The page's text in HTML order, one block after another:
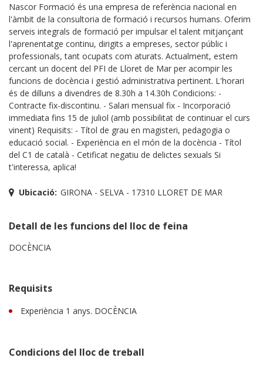
Nascor Formació és una empresa de referència nacional en
l'àmbit de la consultoria de formació i recursos humans. Oferim
serveis integrals de formació per impulsar el talent mitjançant
l'aprenentatge continu, dirigits a empreses, sector públic i
professionals, tant ocupats com aturats. Actualment, estem
cercant un docent del PFI de Lloret de Mar per acompir les
funcions de docència i gestió administrativa pertinent. L'horari
és de dilluns a divendres de 8.30h a 14.30h Condicions: -
Contracte fix-discontinu. - Salari mensual fix - Incorporació
immediata fins 15 de juliol (amb possibilitat de continuar el curs
vinent) Requisits: - Títol de grau en magisteri, pedagogia o
educació social. - Experiència en el món de la docència - Títol
del C1 de català - Cetificat negatiu de delictes sexuals Si
t'interessa, aplica!
Ubicació: GIRONA - SELVA - 17310 LLORET DE MAR
Detall de les funcions del lloc de feina
DOCÈNCIA
Requisits
Experiència 1 anys. DOCÈNCIA
Condicions del lloc de treball